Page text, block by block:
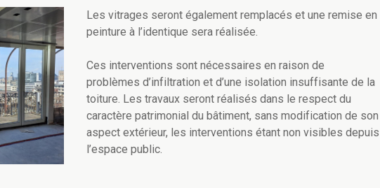
Les vitrages seront également remplacés et une remise en
peinture à l’identique sera réalisée.
Ces interventions sont nécessaires en raison de
problèmes d’infiltration et d’une isolation insuffisante de la
toiture. Les travaux seront réalisés dans le respect du
caractère patrimonial du bâtiment, sans modification de son
aspect extérieur, les interventions étant non visibles depuis
l’espace public.